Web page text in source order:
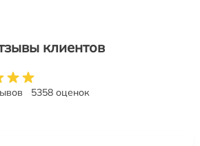
клиентов
5358 оценок